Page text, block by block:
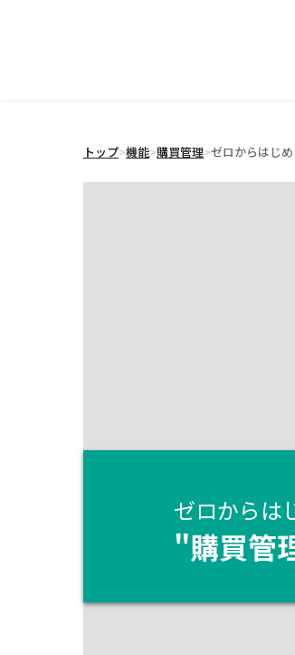
トップ>機能>購買管理>ゼロからはじ
ゼロからは
"購買管